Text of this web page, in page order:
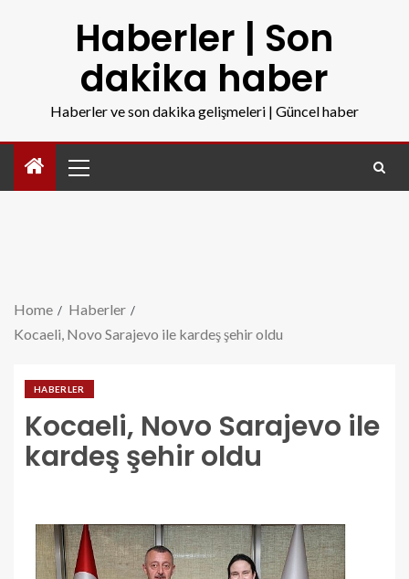
Haberler | Son
dakika haber
Haberler ve son dakika gelişmeleri | Güncel haber
Home
Haberler
Kocaeli, Novo Sarajevo ile kardeş şehir oldu
HABERLER
Kocaeli, Novo Sarajevo ile
kardeş şehir oldu